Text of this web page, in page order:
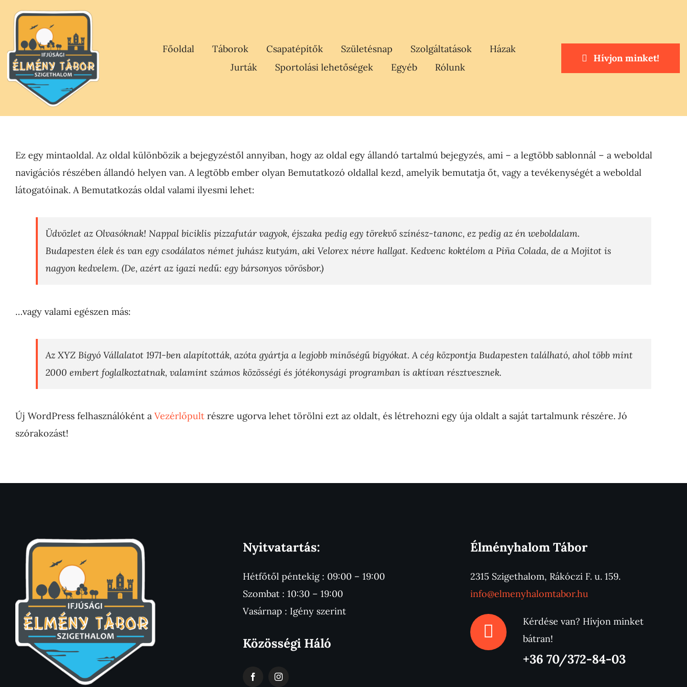
Kihagyás
Főoldal Táborok Csapatépítők Születésnap Szolgáltatások
Házak
Jurták
Sportolási lehetőségek Egyéb Rólunk
Hívjon minket!
Ez egy mintaoldal. Az oldal különbözik a bejegyzéstől annyiban, hogy az oldal egy állandó tartalmú bejegyzés, ami – a legtöbb sablonnál – a weboldal
navigációs részében állandó helyen van. A legtöbb ember olyan Bemutatkozó oldallal kezd, amelyik bemutatja őt, vagy a tevékenységét a weboldal
látogatóinak. A Bemutatkozás oldal valami ilyesmi lehet:
Üdvözlet az Olvasóknak! Nappal biciklis pizzafutár vagyok, éjszaka pedig egy törekvő színész-tanonc, ez pedig az én weboldalam.
Budapesten élek és van egy csodálatos német juhász kutyám, aki Velorex névre hallgat. Kedvenc koktélom a Piña Colada, de a Mojitot is
nagyon kedvelem. (De, azért az igazi nedű: egy bársonyos vörösbor.)
…vagy valami egészen más:
Az XYZ Bigyó Vállalatot 1971-ben alapították, azóta gyártja a legjobb minőségű bigyókat. A cég központja Budapesten található, ahol több mint
2000 embert foglalkoztatnak, valamint számos közösségi és jótékonysági programban is aktívan résztvesznek.
Új WordPress felhasználóként a Vezérlőpult részre ugorva lehet törölni ezt az oldalt, és létrehozni egy úja oldalt a saját tartalmunk részére. Jó
szórakozást!
Nyitvatartás:
Hétfőtől péntekig : 09:00 – 19:00
Szombat : 10:30 – 19:00
Vasárnap : Igény szerint
Közösségi Háló
Élményhalom Tábor
2315 Szigethalom, Rákóczi F. u. 159.
info@elmenyhalomtabor.hu
Kérdése van? Hívjon minket
bátran!
+36 70/372-84-03